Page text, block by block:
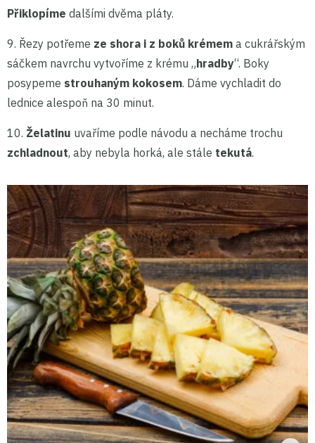
Přiklopíme dalšími dvěma pláty.
9. Řezy potřeme ze shora i z boků krémem a cukrářským
sáčkem navrchu vytvoříme z krému „hradby“. Boky
posypeme strouhaným kokosem. Dáme vychladit do
lednice alespoň na 30 minut.
10. Želatinu uvaříme podle návodu a necháme trochu
zchladnout, aby nebyla horká, ale stále tekutá.